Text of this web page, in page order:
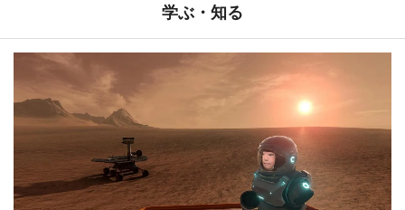
学ぶ・知る